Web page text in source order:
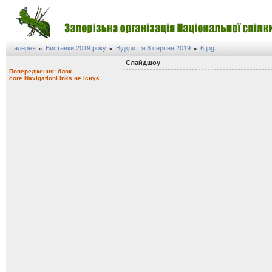
Галерея » Виставки 2019 року » Відкриття 8 серпня 2019 » 6.jpg
Попередження: блок
core.NavigationLinks не існує.
Слайдшоу